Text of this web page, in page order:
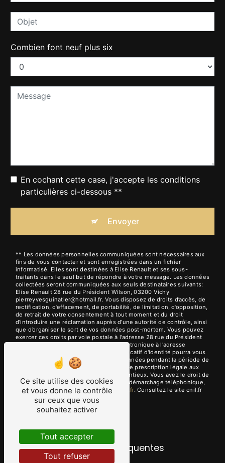
Combien font neuf plus six
En cochant cette case, j'accepte les conditions
particulières ci-dessous **
Envoyer
** Les données personnelles communiquées sont nécessaires aux
fins de vous contacter et sont enregistrées dans un fichier
informatisé. Elles sont destinées à Elise Renault et ses sous-
traitants dans le seul but de répondre à votre message. Les données
collectées seront communiquées aux seuls destinataires suivants:
Elise Renault 28 rue du Président Wilson, 03200 Vichy
pierreyvesguinatier@hotmail.fr. Vous disposez de droits d’accès, de
rectification, d’effacement, de portabilité, de limitation, d’opposition,
de retrait de votre consentement à tout moment et du droit
d’introduire une réclamation auprès d’une autorité de contrôle, ainsi
que d’organiser le sort de vos données post-mortem. Vous pouvez
exercer ces droits par voie postale à l'adresse 28 rue du Président
Wilson, 03200 Vichy ou par courrier électronique à l'adresse
pierreyvesguinatier@hotmail.fr. Un justificatif d'identité pourra vous
être demandé. Nous conservons vos données pendant la période de
prise de contact puis pendant la durée de prescription légale aux
fins probatoires et de gestion des contentieux. Vous avez le droit de
vous inscrire sur la liste d'opposition au démarchage téléphonique,
disponible à cette adresse: Bloctel.gouv.fr. Consultez le site cnil.fr
pour plus d’informations sur vos droits.
Recherches fréquentes
Ce site utilise des cookies
et vous donne le contrôle
sur ceux que vous
souhaitez activer
Tout accepter
Tout refuser